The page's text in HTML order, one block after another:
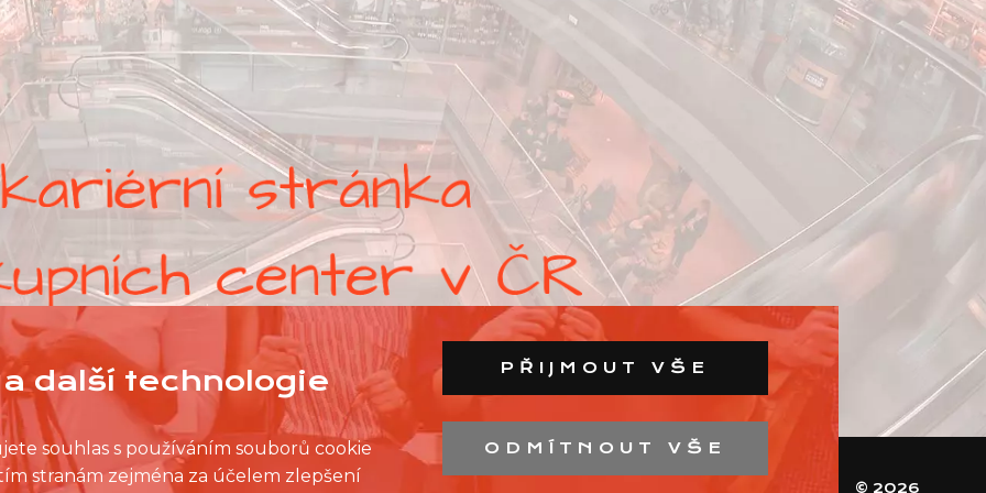
SEZNAM PRODEJEN SEZNAM NC © 2026
další technologie
souhlas s používáním souborů cookie
stranám zejména za účelem zlepšení
PŘIJMOUT VŠE
ODMÍTNOUT VŠE